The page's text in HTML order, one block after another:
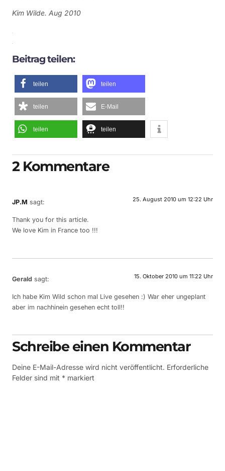
Kim Wilde. Aug 2010
Beitrag teilen:
teilen teilen
teilen E-Mail
teilen teilen
2 Kommentare
JP.M sagt: 25. August 2010 um 12:22 Uhr
Thank you for this article.
We love Kim in France too !!!
Gerald sagt: 15. Oktober 2010 um 11:22 Uhr
Ich habe Kim Wild schon mal Live gesehen :) War eher ungeplant
aber im nachhinein gesehen echt toll!!
Schreibe einen Kommentar
Deine E-Mail-Adresse wird nicht veröffentlicht. Erforderliche
Felder sind mit * markiert